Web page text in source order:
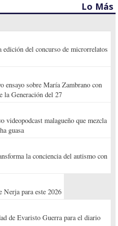
Lo Más
del concurso de microrrelatos
ensayo sobre María Zambrano con
la Generación del 27
videopodcast malagueño que mezcla
guasa
la conciencia del autismo con
Nerja para este 2026
de Evaristo Guerra para el diario